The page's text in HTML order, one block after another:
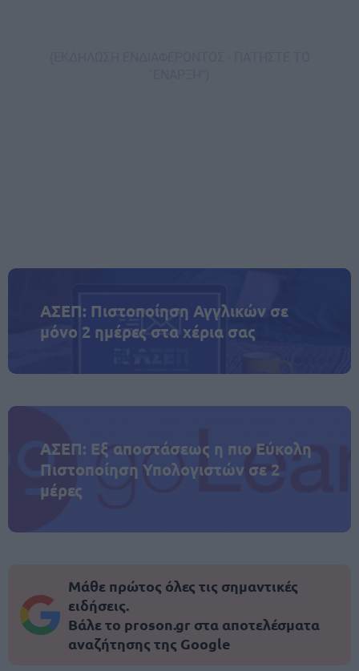
ΑΣΕΠ: Πιστοποίηση Αγγλικών σε
μόνο 2 ημέρες στα χέρια σας
ΑΣΕΠ: Εξ αποστάσεως η πιο Εύκολη
Πιστοποίηση Υπολογιστών σε 2
μέρες
Μάθε πρώτος όλες τις σημαντικές
ειδήσεις.
Βάλε το proson.gr στα αποτελέσματα
αναζήτησης της Google